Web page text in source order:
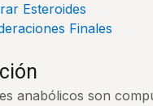
Esteroides
Finales
anabólicos son